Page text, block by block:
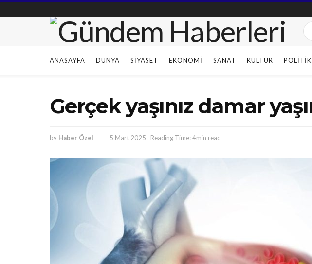
ANASAYFA DÜNYA SIYASET EKONOMI SANAT KÜLTÜR
Gerçek yaşınız damar
by Haber Özel 5 Mart 2025 Reading Time: 4min read